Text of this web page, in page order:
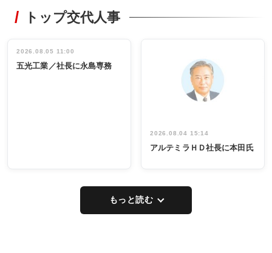
非鉄業界で
インタビュ
ー／社内ア
タックトレー
祝う 業界関
係者ら220人
出席
トップ交代人事
2026.08.05 11:00
五光工業／社長に永島専務
2026.08.04 15:14
アルテミラＨＤ社長に本田氏
もっと読む